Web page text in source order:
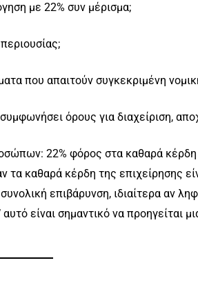
με 22% συν μέρισμα;
που απαιτούν συγκεκριμένη
όρους για διαχείριση,
22% φόρος στα καθαρά κέρδη
καθαρά κέρδη της επιχείρησης
επιβάρυνση, ιδιαίτερα αν
είναι σημαντικό να προηγείται